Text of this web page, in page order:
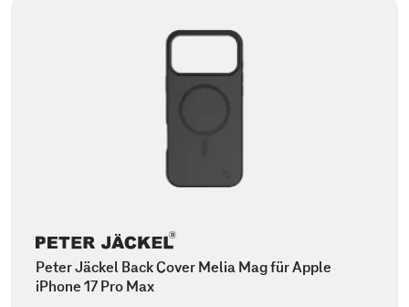
Peter Jäckel Back Cover Melia Mag für Apple
iPhone 17 Pro Max